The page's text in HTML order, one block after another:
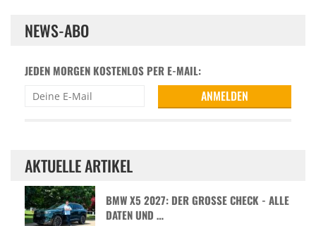
NEWS-ABO
JEDEN MORGEN KOSTENLOS PER E-MAIL:
AKTUELLE ARTIKEL
BMW X5 2027: DER GROSSE CHECK - ALLE D
ATEN UND …